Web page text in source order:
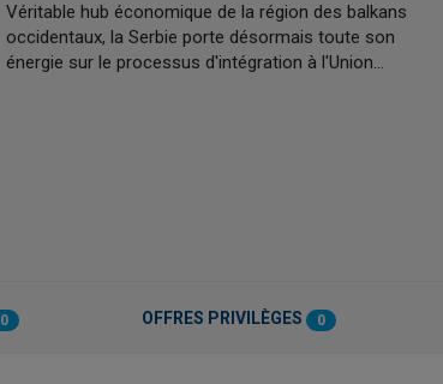
Véritable hub économique de la région des balkans
occidentaux, la Serbie porte désormais toute son
énergie sur le processus d'intégration à l'Union…
0 OFFRES PRIVILÈGES 0